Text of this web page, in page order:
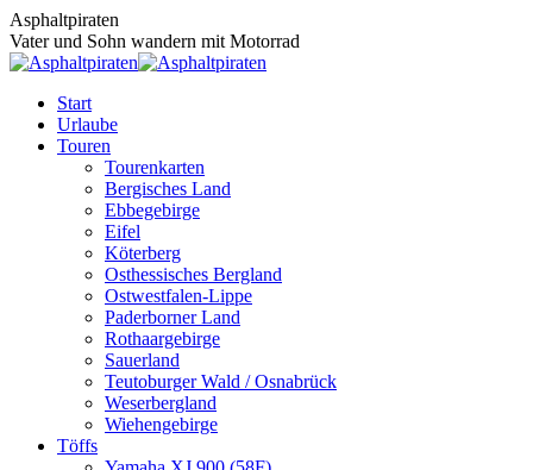
Zum
Inhalt
springen
Asphaltpiraten
Vater und Sohn wandern mit Motorrad
Start
Urlaube
Touren
Tourenkarten
Bergisches Land
Ebbegebirge
Eifel
Köterberg
Osthessisches Bergland
Ostwestfalen-Lippe
Paderborner Land
Rothaargebirge
Sauerland
Teutoburger Wald / Osnabrück
Weserbergland
Wiehengebirge
Töffs